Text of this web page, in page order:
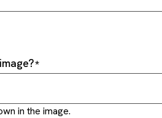
in the image.